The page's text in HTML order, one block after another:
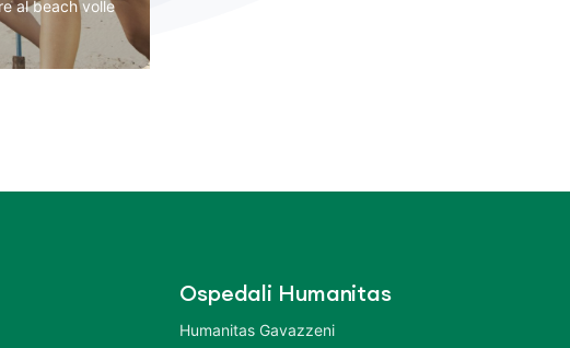
al beach volle
Ospedali Humanitas
Humanitas Gavazzeni